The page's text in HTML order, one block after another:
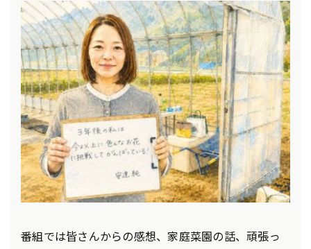
番組では皆さんからの感想、家庭菜園の話、頑張っ